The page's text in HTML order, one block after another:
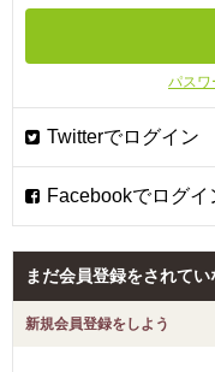
パスワ
まだ会員登録をされてい
新規会員登録をしよう